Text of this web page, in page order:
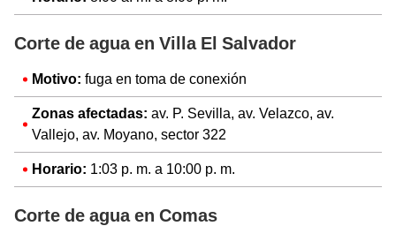
Corte de agua en Villa El Salvador
Motivo: fuga en toma de conexión
Zonas afectadas: av. P. Sevilla, av. Velazco, av.
Vallejo, av. Moyano, sector 322
Horario: 1:03 p. m. a 10:00 p. m.
Corte de agua en Comas